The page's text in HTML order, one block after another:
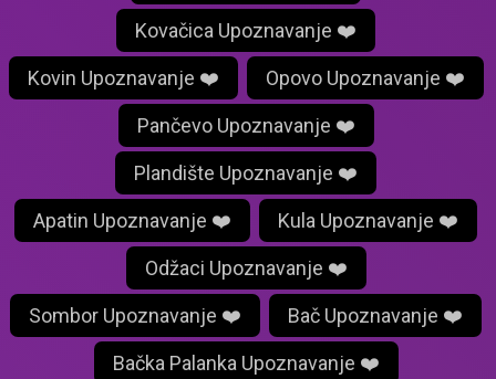
Kovačica Upoznavanje ❤️
Kovin Upoznavanje ❤️ Opovo Upoznavanje ❤️
Pančevo Upoznavanje ❤️
Plandište Upoznavanje ❤️
Apatin Upoznavanje ❤️ Kula Upoznavanje ❤️
Odžaci Upoznavanje ❤️
Sombor Upoznavanje ❤️ Bač Upoznavanje ❤️
Bačka Palanka Upoznavanje ❤️